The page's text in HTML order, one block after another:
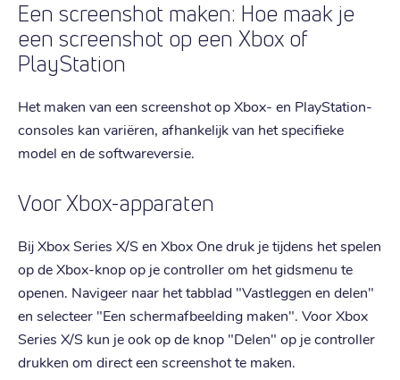
Een screenshot maken: Hoe maak je
een screenshot op een Xbox of
PlayStation
Het maken van een screenshot op Xbox- en PlayStation-
consoles kan variëren, afhankelijk van het specifieke
model en de softwareversie.
Voor Xbox-apparaten
Bij Xbox Series X/S en Xbox One druk je tijdens het spelen
op de Xbox-knop op je controller om het gidsmenu te
openen. Navigeer naar het tabblad "Vastleggen en delen"
en selecteer "Een schermafbeelding maken". Voor Xbox
Series X/S kun je ook op de knop "Delen" op je controller
drukken om direct een screenshot te maken.